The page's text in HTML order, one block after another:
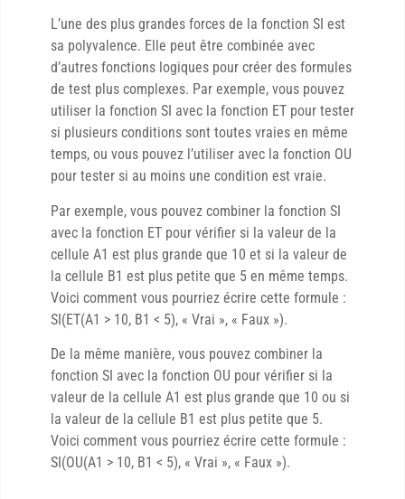
L’une des plus grandes forces de la fonction SI est
sa polyvalence. Elle peut être combinée avec
d’autres fonctions logiques pour créer des formules
de test plus complexes. Par exemple, vous pouvez
utiliser la fonction SI avec la fonction ET pour tester
si plusieurs conditions sont toutes vraies en même
temps, ou vous pouvez l’utiliser avec la fonction OU
pour tester si au moins une condition est vraie.
Par exemple, vous pouvez combiner la fonction SI
avec la fonction ET pour vérifier si la valeur de la
cellule A1 est plus grande que 10 et si la valeur de
la cellule B1 est plus petite que 5 en même temps.
Voici comment vous pourriez écrire cette formule :
SI(ET(A1 > 10, B1 < 5), « Vrai », « Faux »).
De la même manière, vous pouvez combiner la
fonction SI avec la fonction OU pour vérifier si la
valeur de la cellule A1 est plus grande que 10 ou si
la valeur de la cellule B1 est plus petite que 5.
Voici comment vous pourriez écrire cette formule :
SI(OU(A1 > 10, B1 < 5), « Vrai », « Faux »).